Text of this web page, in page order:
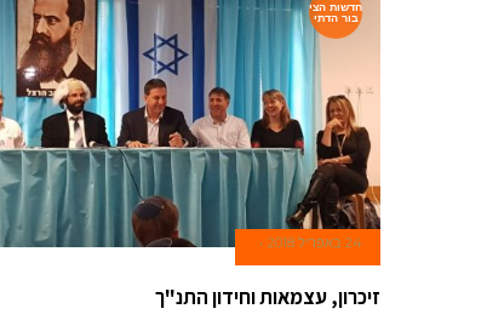
חדשות הצי
בור הדתי
24 באפריל 2018
זיכרון, עצמאות וחידון התנ"ך